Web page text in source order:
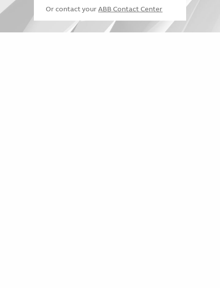
Or contact your ABB Contact Center